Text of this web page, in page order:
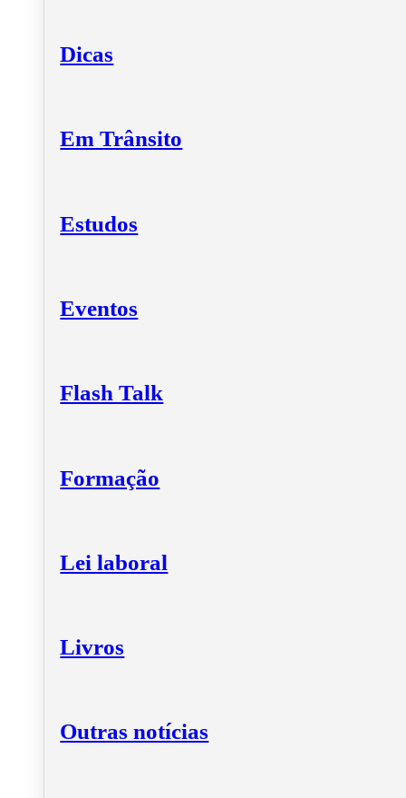
Dicas
Em Trânsito
Estudos
Eventos
Flash Talk
Formação
Lei laboral
Livros
Outras notícias